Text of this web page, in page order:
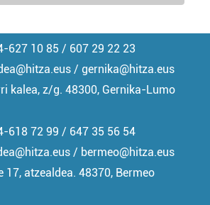
627 10 85 / 607 29 22 23
/ gernika@hitza.eus
kalea, z/g. 48300, Gernika-Lumo
618 72 99 / 647 35 56 54
/ bermeo@hitza.eus
17, atzealdea. 48370, Bermeo